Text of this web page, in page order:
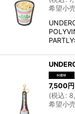
希望小
7,500円
(税込:
希望小